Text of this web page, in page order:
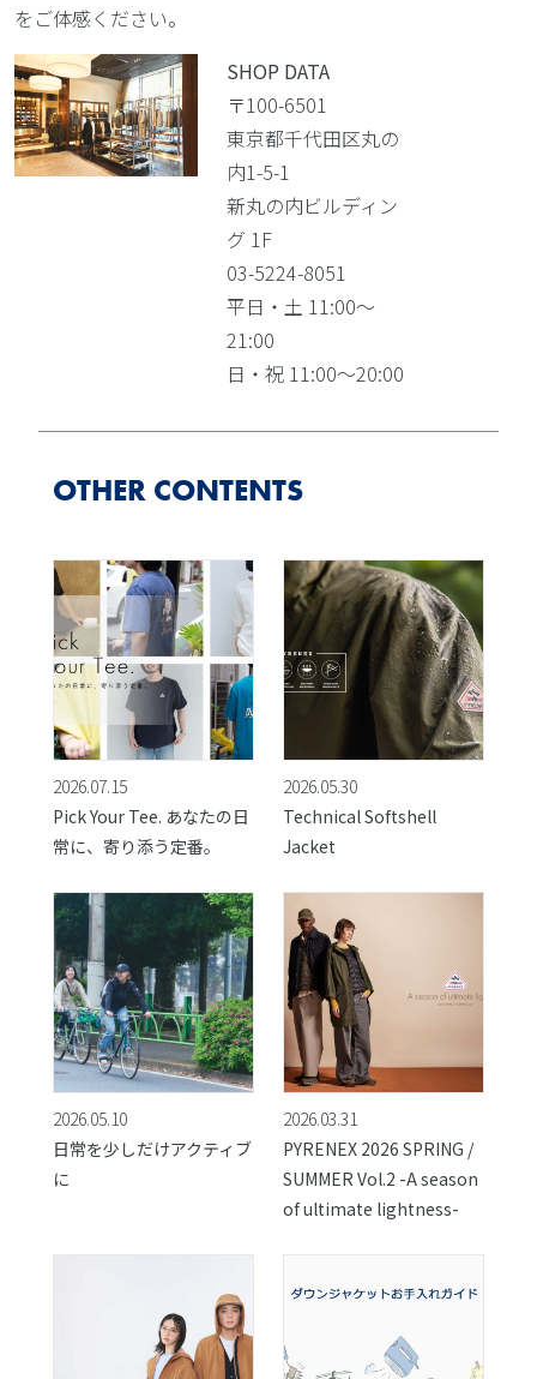
をご体感ください。
SHOP DATA
〒100-6501
東京都千代田区丸の
内1-5-1
新丸の内ビルディン
グ 1F
03-5224-8051
平日・土 11:00～
21:00
日・祝 11:00～20:00
OTHER CONTENTS
2026.07.15
Pick Your Tee. あなたの日
常に、寄り添う定番。
2026.05.30
Technical Softshell
Jacket
2026.05.10
日常を少しだけアクティブ
に
2026.03.31
PYRENEX 2026 SPRING /
SUMMER Vol.2 -A season
of ultimate lightness-